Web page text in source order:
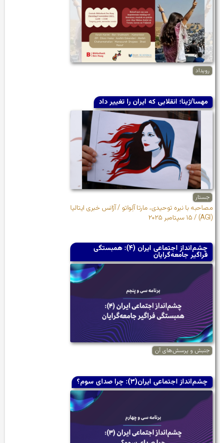
رویداد
مهسا/ژینا؛ انقلابی که ایران را تغییر داد
جستار
مصاحبه با نیره توحیدی، مارتا آلِواتو / آژانس خبری ایتالیا
(AGI) / ۱۵ سپتامبر ۲۰۲۵
چشم‌انداز اجتماعی ایران (۴): همبستگی
فراگیر جامعه‌گرایان
جنبش و پرسش‌های آن
چشم‌انداز اجتماعی ایران(۳): چرا صدای سوم؟